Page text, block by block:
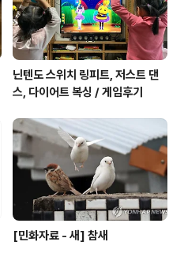
닌텐도 스위치 링피트, 저스트 댄
스, 다이어트 복싱 / 게임후기
[민화자료 - 새] 참새